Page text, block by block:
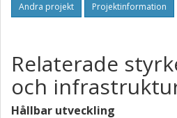
Andra projekt Projektinformation
Relaterade
och
Hållbar utveckling